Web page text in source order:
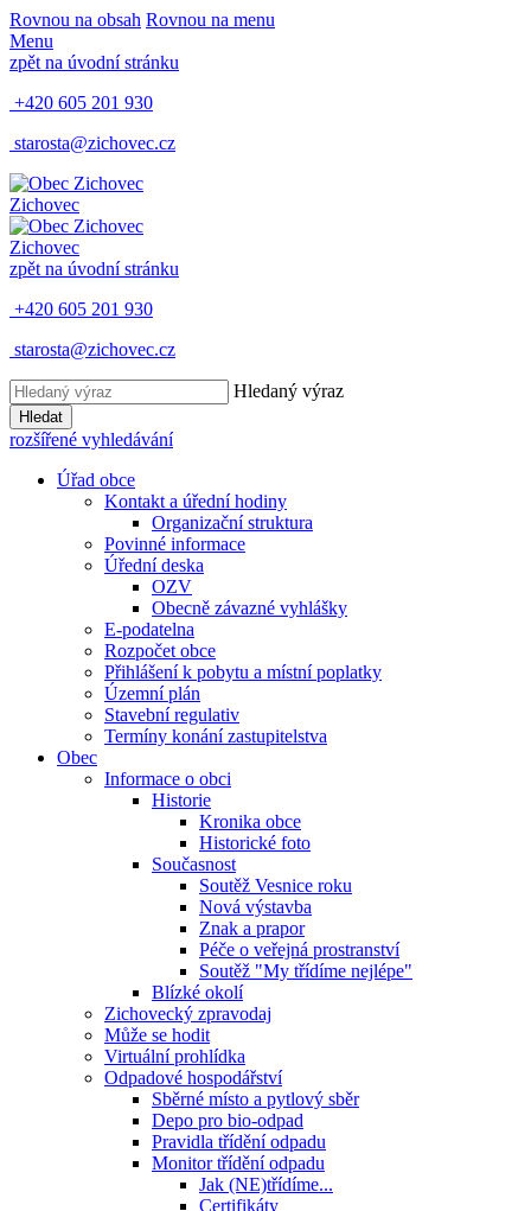
Rovnou na obsah Rovnou na menu
Menu
zpět na úvodní stránku
+420 605 201 930
starosta@zichovec.cz
Zichovec
Zichovec
zpět na úvodní stránku
+420 605 201 930
starosta@zichovec.cz
Hledaný výraz
Hledat
rozšířené vyhledávání
Úřad obce
Kontakt a úřední hodiny
Organizační struktura
Povinné informace
Úřední deska
OZV
Obecně závazné vyhlášky
E-podatelna
Rozpočet obce
Přihlášení k pobytu a místní poplatky
Územní plán
Stavební regulativ
Termíny konání zastupitelstva
Obec
Informace o obci
Historie
Kronika obce
Historické foto
Současnost
Soutěž Vesnice roku
Nová výstavba
Znak a prapor
Péče o veřejná prostranství
Soutěž "My třídíme nejlépe"
Blízké okolí
Zichovecký zpravodaj
Může se hodit
Virtuální prohlídka
Odpadové hospodářství
Sběrné místo a pytlový sběr
Depo pro bio-odpad
Pravidla třídění odpadu
Monitor třídění odpadu
Jak (NE)třídíme...
Certifikáty